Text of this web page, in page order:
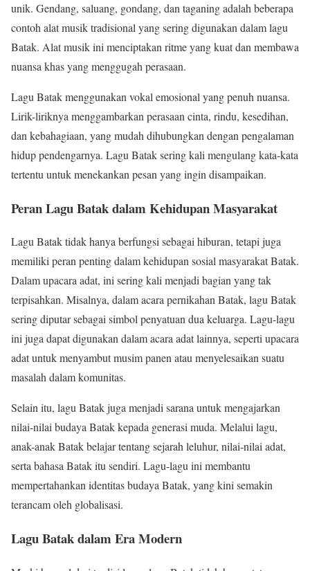
unik. Gendang, saluang, gondang, dan taganing adalah beberapa
contoh alat musik tradisional yang sering digunakan dalam lagu
Batak. Alat musik ini menciptakan ritme yang kuat dan membawa
nuansa khas yang menggugah perasaan.
Lagu Batak menggunakan vokal emosional yang penuh nuansa.
Lirik-liriknya menggambarkan perasaan cinta, rindu, kesedihan,
dan kebahagiaan, yang mudah dihubungkan dengan pengalaman
hidup pendengarnya. Lagu Batak sering kali mengulang kata-kata
tertentu untuk menekankan pesan yang ingin disampaikan.
Peran Lagu Batak dalam Kehidupan Masyarakat
Lagu Batak tidak hanya berfungsi sebagai hiburan, tetapi juga
memiliki peran penting dalam kehidupan sosial masyarakat Batak.
Dalam upacara adat, ini sering kali menjadi bagian yang tak
terpisahkan. Misalnya, dalam acara pernikahan Batak, lagu Batak
sering diputar sebagai simbol penyatuan dua keluarga. Lagu-lagu
ini juga dapat digunakan dalam acara adat lainnya, seperti upacara
adat untuk menyambut musim panen atau menyelesaikan suatu
masalah dalam komunitas.
Selain itu, lagu Batak juga menjadi sarana untuk mengajarkan
nilai-nilai budaya Batak kepada generasi muda. Melalui lagu,
anak-anak Batak belajar tentang sejarah leluhur, nilai-nilai adat,
serta bahasa Batak itu sendiri. Lagu-lagu ini membantu
mempertahankan identitas budaya Batak, yang kini semakin
terancam oleh globalisasi.
Lagu Batak dalam Era Modern